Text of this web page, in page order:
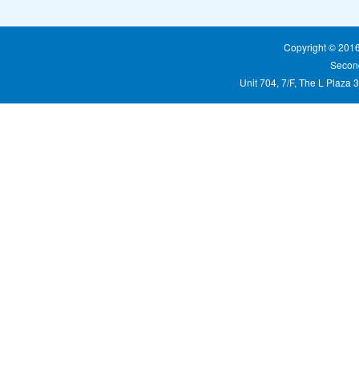
Copyright ©
Unit 704, 7/F, The L Plaza